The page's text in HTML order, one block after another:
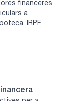
financeres
a
IRPF,